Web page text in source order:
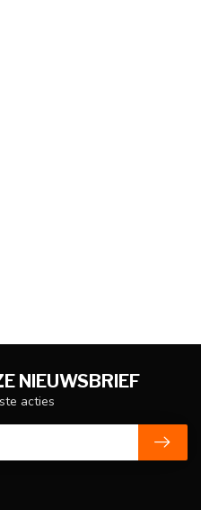
NIEUWSBRIEF
acties